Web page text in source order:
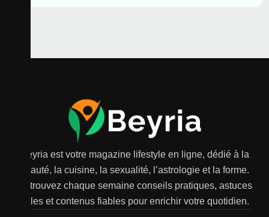
Beyria est votre magazine lifestyle en ligne, dédié à la
beauté, la cuisine, la sexualité, l’astrologie et la forme.
Retrouvez chaque semaine conseils pratiques, astuces
utiles et contenus fiables pour enrichir votre quotidien.